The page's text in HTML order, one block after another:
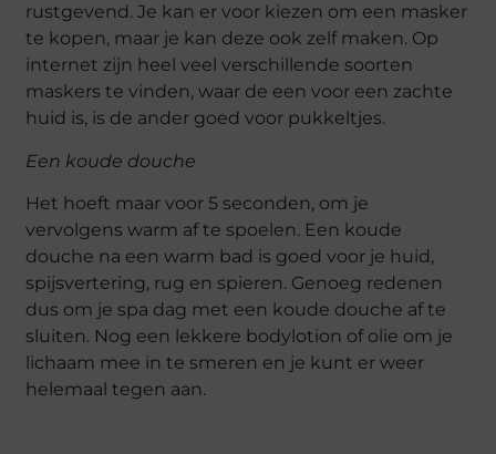
rustgevend. Je kan er voor kiezen om een masker
te kopen, maar je kan deze ook zelf maken. Op
internet zijn heel veel verschillende soorten
maskers te vinden, waar de een voor een zachte
huid is, is de ander goed voor pukkeltjes.
Een koude douche
Het hoeft maar voor 5 seconden, om je
vervolgens warm af te spoelen. Een koude
douche na een warm bad is goed voor je huid,
spijsvertering, rug en spieren. Genoeg redenen
dus om je spa dag met een koude douche af te
sluiten. Nog een lekkere bodylotion of olie om je
lichaam mee in te smeren en je kunt er weer
helemaal tegen aan.